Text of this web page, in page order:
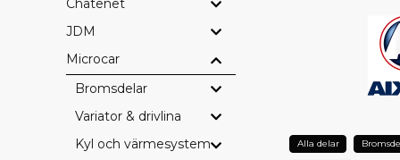
Chatenet
JDM
Microcar
Bromsdelar
Variator & drivlina
Kyl och värmesystem
problemfri.
Bevarad
Alla delar